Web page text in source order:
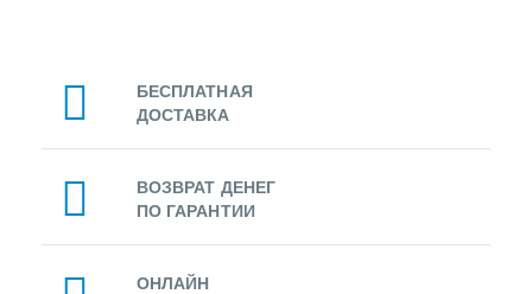
БЕСПЛАТНАЯ
ДОСТАВКА
ВОЗВРАТ ДЕНЕГ
ПО ГАРАНТИИ
ОНЛАЙН